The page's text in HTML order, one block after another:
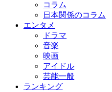
コラム
日本関係のコラム
エンタメ
ドラマ
音楽
映画
アイドル
芸能一般
ランキング